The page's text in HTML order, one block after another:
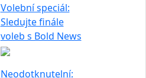
Volební speciál:
Sledujte finále
voleb s Bold News
Neodotknutelní: